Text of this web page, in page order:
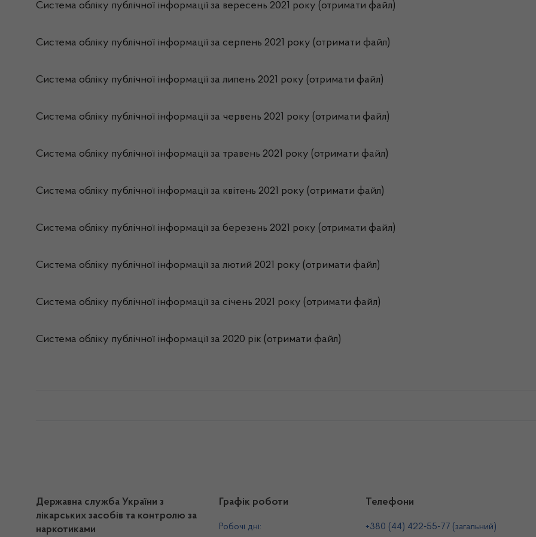
Система обліку публічної інформації за вересень 2021 року (отримати файл)
Система обліку публічної інформації за серпень 2021 року (отримати файл)
Система обліку публічної інформації за липень 2021 року (отримати файл)
Система обліку публічної інформації за червень 2021 року (отримати файл)
Система обліку публічної інформації за травень 2021 року (отримати файл)
Система обліку публічної інформації за квітень 2021 року (отримати файл)
Система обліку публічної інформації за березень 2021 року (отримати файл)
Система обліку публічної інформації за лютий 2021 року (отримати файл)
Система обліку публічної інформації за січень 2021 року (отримати файл)
Система обліку публічної інформації за 2020 рік (отримати файл)
Державна служба України з
лікарських засобів та контролю за
наркотиками
Графік роботи
Робочі дні:
Телефони
+380 (44) 422-55-77 (загальний)